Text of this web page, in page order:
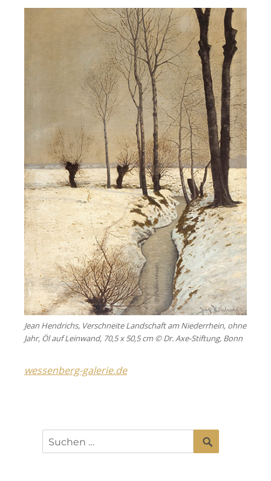
Jean Hendrichs, Verschneite Landschaft am Niederrhein, ohne
Jahr, Öl auf Leinwand, 70,5 x 50,5 cm © Dr. Axe-Stiftung, Bonn
wessenberg-galerie.de
Suchen
nach:
SUCHEN